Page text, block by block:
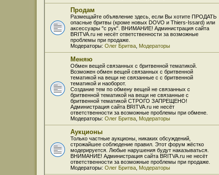
Продам
Размещайте объявление здесь, если Вы хотите ПРОДАТЬ
опасные бритвы (кроме новых DOVO и Thiers-Issard) или
аксессуары "с рук". ВНИМАНИЕ! Администрация сайта
BRITVA.ru не несёт ответственности за возможные
проблемы при продаже.
Модераторы: Олег Бритва Модераторы
Меняю
Обмен вещей связанных с бритвенной тематикой.
Возможен обмен вещей связанных с бритвенной
тематикой на вещи не связанные с с бритвенной
тематикой и наоборот.
Создание тем по обмену вещей не связанных с
бритвенной тематикой на вещи не связанные с
бритвенной тематикой СТРОГО ЗАПРЕЩЕНО!
Администрация сайта BRITVA.ru не несёт
ответственности за возможные проблемы при обмене.
Модераторы: Олег Бритва Модераторы
Аукционы
Только частные аукционы, никаких обсуждений,
строжайшее соблюдение правил. Этот форум жёстко
модерируется. Любые нарушения будут наказываться.
ВНИМАНИЕ! Администрация сайта BRITVA.ru не несёт
ответственности за возможные проблемы при продаже.
Модераторы: Олег Бритва Модераторы